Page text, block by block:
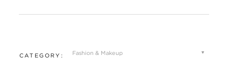
CATEGORY: